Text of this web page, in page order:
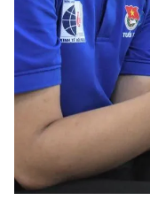
Giấy phép xuất bản số
© 2003-2026 Bản
dưới mọi hình thức nếu
Phát triển bởi ePi